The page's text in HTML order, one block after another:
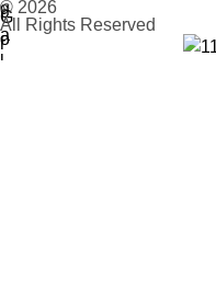
© 2026
All Rights Reserved